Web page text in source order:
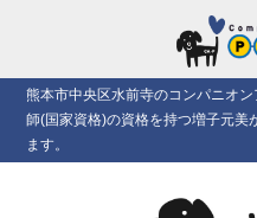
熊本市中央区水前寺のコンパニオ
師(国家資格)の資格を持つ増子元美
ます。